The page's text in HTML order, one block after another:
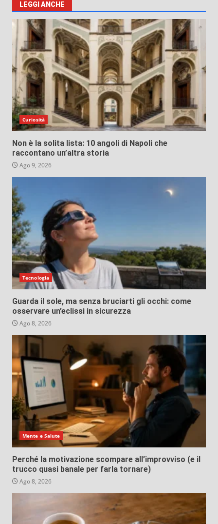
LEGGI ANCHE
Curiosità
Non è la solita lista: 10 angoli di Napoli che
raccontano un’altra storia
Ago 9, 2026
Tecnologia
Guarda il sole, ma senza bruciarti gli occhi: come
osservare un’eclissi in sicurezza
Ago 8, 2026
Mente e Salute
Perché la motivazione scompare all’improvviso (e il
trucco quasi banale per farla tornare)
Ago 8, 2026